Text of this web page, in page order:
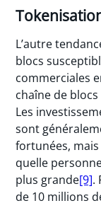
L’autre
blocs
commerciales
chaîne de
Les
sont
fortunées,
quelle
plus grande[9].
de 10 millions